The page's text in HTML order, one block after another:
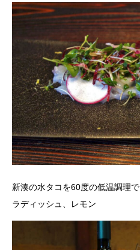
新湊の水タコを60度の低温調理で
ラディッシュ、レモン